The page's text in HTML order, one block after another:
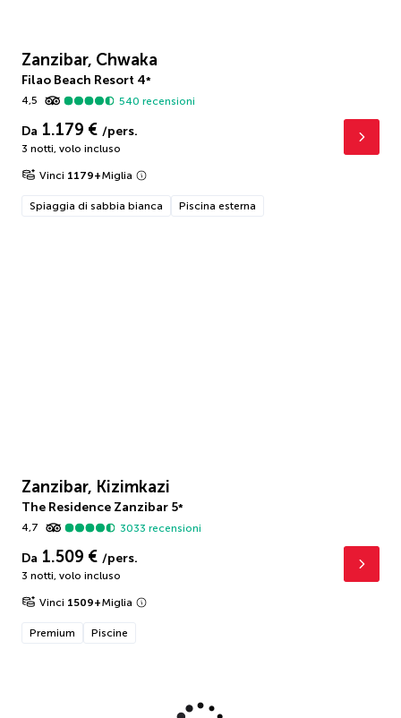
Zanzibar, Chwaka
Filao Beach Resort 4*
4,5
540 recensioni
Da 1.179 € /pers.
3 notti, volo incluso
Vinci 1179+Miglia
Spiaggia di sabbia bianca Piscina esterna
Zanzibar, Kizimkazi
The Residence Zanzibar 5*
4,7
3033 recensioni
Da 1.509 € /pers.
3 notti, volo incluso
Vinci 1509+Miglia
Premium Piscine